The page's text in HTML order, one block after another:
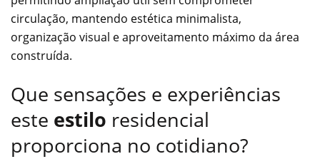
circulação, mantendo estética minimalista,
organização visual e aproveitamento máximo da área
construída.
Que sensações e experiências
este estilo residencial
proporciona no cotidiano?